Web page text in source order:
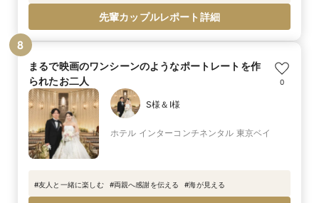
先輩カップルレポート詳細
8
まるで映画のワンシーンのようなポートレートを作
られたお二人
0
S様＆I様
ホテル インターコンチネンタル 東京ベイ
#友人と一緒に楽しむ #両親へ感謝を伝える #海が見える